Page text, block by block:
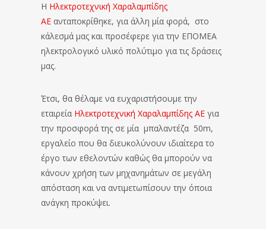
Η Ηλεκτροτεχνική Χαραλαμπίδης
ΑΕ ανταποκρίθηκε, για άλλη μία φορά, στο
κάλεσμά μας και προσέφερε για την ΕΠΟΜΕΑ
ηλεκτρολογικό υλικό πολύτιμο για τις δράσεις
μας.
Έτσι, θα θέλαμε να ευχαριστήσουμε την
εταιρεία Ηλεκτροτεχνική Χαραλαμπίδης ΑΕ για
την προσφορά της σε μία μπαλαντέζα 50m,
εργαλείο που θα διευκολύνουν ιδιαίτερα το
έργο των εθελοντών καθώς θα μπορούν να
κάνουν χρήση των μηχανημάτων σε μεγάλη
απόσταση και να αντιμετωπίσουν την όποια
ανάγκη προκύψει.